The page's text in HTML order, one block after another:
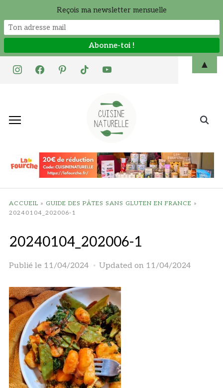
instagramfacebookpinteresttiktok youtube
Search
ACCUEIL » GUIDE DES PÂTES SANS GLUTEN EN FRANCE »
20240104_202006-1
20240104_202006-1
Publié le 11/04/2024 Updated on 11/04/2024
Reçois ma newsletter mensuelle
▲